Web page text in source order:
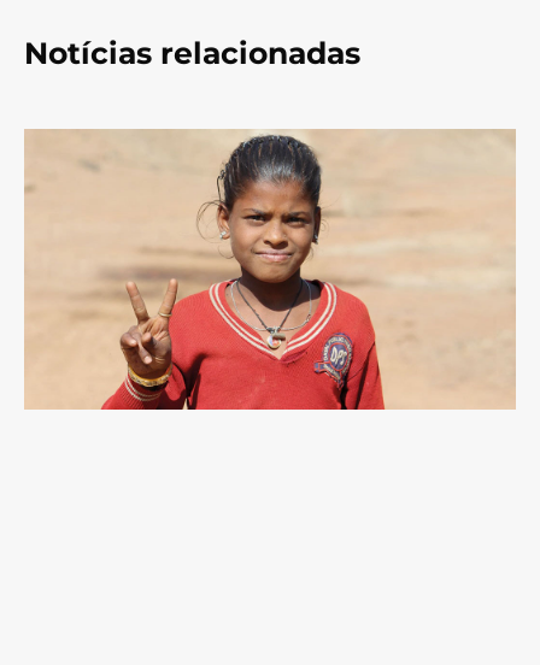
Notícias relacionadas